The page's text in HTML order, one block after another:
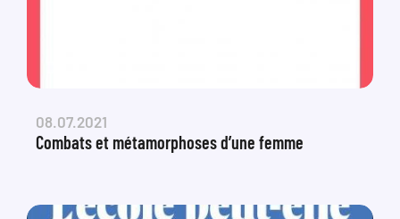
08.07.2021
Combats et métamorphoses d’une femme